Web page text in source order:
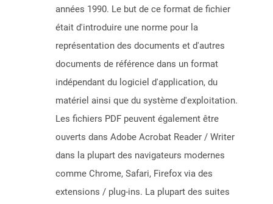
années 1990. Le but de ce format de fichier
était d'introduire une norme pour la
représentation des documents et d'autres
documents de référence dans un format
indépendant du logiciel d'application, du
matériel ainsi que du système d'exploitation.
Les fichiers PDF peuvent également être
ouverts dans Adobe Acrobat Reader / Writer
dans la plupart des navigateurs modernes
comme Chrome, Safari, Firefox via des
extensions / plug-ins. La plupart des suites